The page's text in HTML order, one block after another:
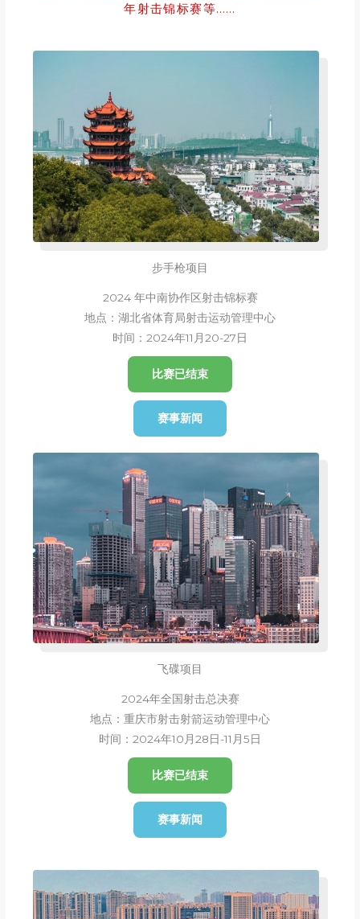
年射击锦标赛等……
步手枪项目
2024 年中南协作区射击锦标赛
地点：湖北省体育局射击运动管理中心
时间：2024年11月20-27日
比赛已结束
赛事新闻
飞碟项目
2024年全国射击总决赛
地点：重庆市射击射箭运动管理中心
时间：2024年10月28日-11月5日
比赛已结束
赛事新闻